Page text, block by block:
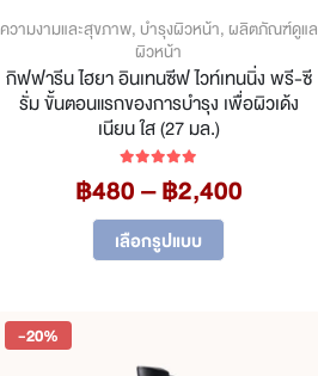
ความงามและสุขภาพ, บำรุงผิวหน้า, ผลิตภัณฑ์ดูแล
ผิวหน้า
กิฟฟารีน ไฮยา อินเทนซีฟ ไวท์เทนนิ่ง พรี-ซี
รั่ม ขั้นตอนแรกของการบำรุง เพื่อผิวเด้ง
เนียน ใส (27 มล.)
฿480–฿2,400Price
เลือกรูปแบบ
-20%